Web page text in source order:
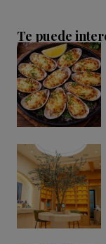
Te puede